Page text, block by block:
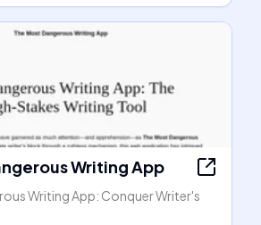
Writing App
Writing App: Conquer Writer's